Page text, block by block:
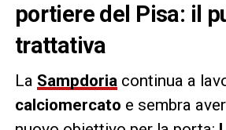
portiere del Pisa: il
trattativa
La Sampdoriacontinua a
calciomercato e sembra